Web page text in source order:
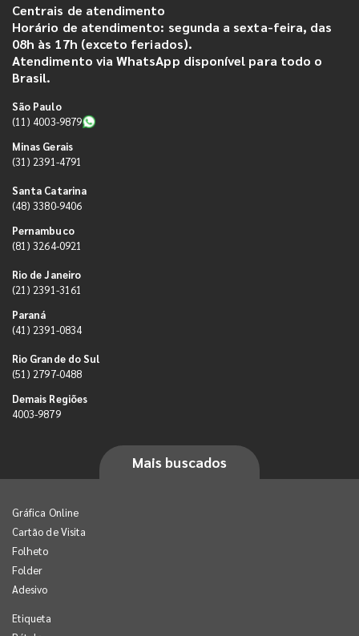
Centrais de atendimento
Horário de atendimento: segunda a sexta-feira, das
08h às 17h (exceto feriados).
Atendimento via WhatsApp disponível para todo o
Brasil.
São Paulo
(11) 4003-9879
Minas Gerais
(31) 2391-4791
Santa Catarina
(48) 3380-9406
Pernambuco
(81) 3264-0921
Rio de Janeiro
(21) 2391-3161
Paraná
(41) 2391-0834
Rio Grande do Sul
(51) 2797-0488
Demais Regiões
4003-9879
Mais buscados
Gráfica Online
Cartão de Visita
Folheto
Folder
Adesivo
Etiqueta